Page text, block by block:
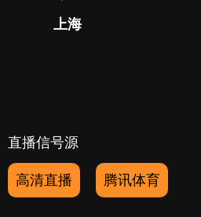
上海
直播信号源
高清直播 腾讯体育